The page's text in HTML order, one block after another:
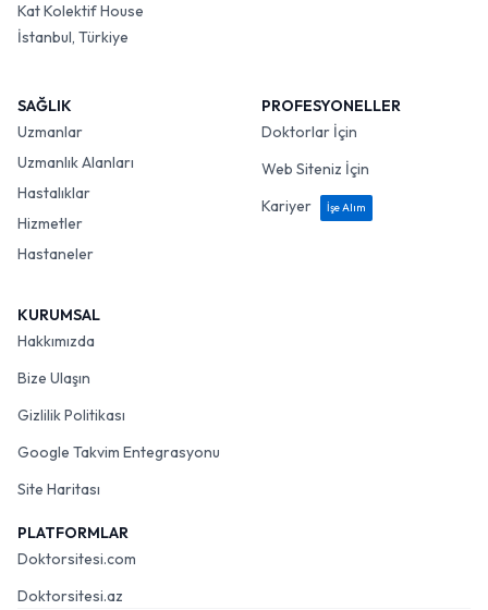
Kat Kolektif House
İstanbul, Türkiye
SAĞLIK
Uzmanlar
Uzmanlık Alanları
Hastalıklar
Hizmetler
Hastaneler
PROFESYONELLER
Doktorlar İçin
Web Siteniz İçin
Kariyer
İşe Alım
KURUMSAL
Hakkımızda
Bize Ulaşın
Gizlilik Politikası
Google Takvim Entegrasyonu
Site Haritası
PLATFORMLAR
Doktorsitesi.com
Doktorsitesi.az